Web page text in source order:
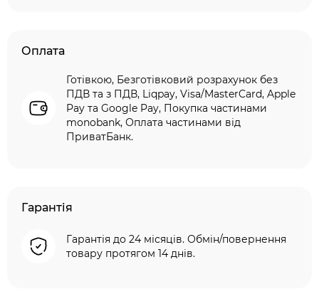
Оплата
Готівкою, Безготівковий розрахунок без
ПДВ та з ПДВ, Liqpay, Visa/MasterCard, Apple
Pay та Google Pay, Покупка частинами
monobank, Оплата частинами від
ПриватБанк.
Гарантія
Гарантія до 24 місяців. Обмін/повернення
товару протягом 14 днів.